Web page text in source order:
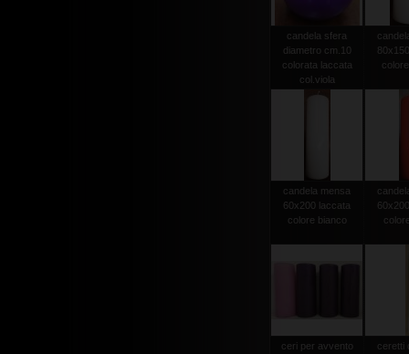
candela sfera
diametro cm.10
colorata laccata
col.viola
candela mensa
60x200 laccata
colore bianco
ceri per avvento
ceretti